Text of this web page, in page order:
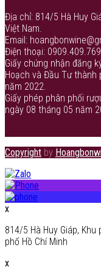
Địa chỉ: 814/5 Hà Huy
Việt Nam.
Email:
Điện thoại: 0909.409.769
Giấy chứng nhận đăng
Hoạch và Đầu Tư thành
năm 2022.
Giấy phép phân phối
ngày 08 tháng 05 năm
Copyright by
x
814/5 Hà Huy Giáp,
phố Hồ Chí Minh
x